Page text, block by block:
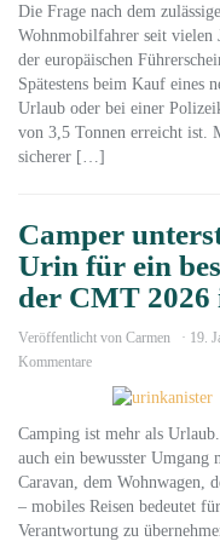
Die Frage nach dem
Wohnmobilfahrer seit vielen
der europäischen
Spätestens beim Kauf eines
Urlaub oder bei einer
von 3,5 Tonnen erreicht ist.
sicherer […]
Camper
Urin für ein
der CMT
Veröffentlicht von Carmen 19.
Kommentare
Camping ist mehr als
auch ein bewusster Umgang
Caravan, dem Wohnwagen,
– mobiles Reisen bedeutet
Verantwortung zu